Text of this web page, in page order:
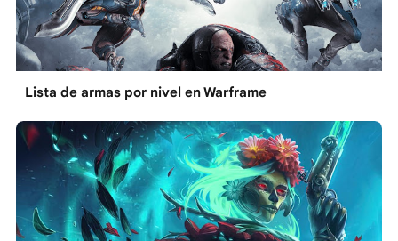
Lista de armas por nivel en Warframe